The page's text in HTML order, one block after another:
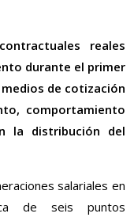
reales
durante el primer
de cotización
comportamiento
la distribución del
salariales en
de seis puntos